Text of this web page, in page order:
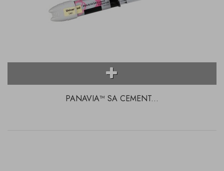
PANAVIA™ SA CEMENT...